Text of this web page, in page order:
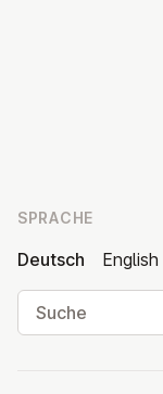
SPRACHE
Deutsch
English
Suche